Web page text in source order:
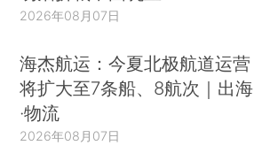
2026年08月07日
海杰航运：今夏北极航道运营
将扩大至7条船、8航次｜出海
·物流
2026年08月07日